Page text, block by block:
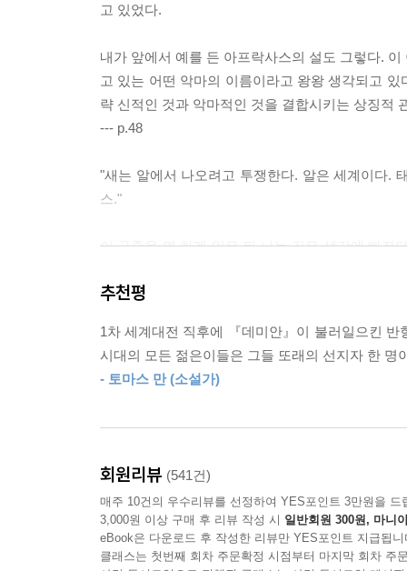
고 있었다.
내가 앞에서 예를 든 아프락사스의 설도 그렇다.
고 있는 어떤 악마의 이름이라고 왕왕 생각되고
략 신적인 것과 악마적인 것을 결합시키는 상징적
--- p.48
"새는 알에서 나오려고 투쟁한다. 알은 세계이다.
스."
이 글줄을 몇 차례 읽은 뒤 나는 깊은 생각에 빠졌
락사스란 무엇인가 하는 의문이었다. 들어본 적도
--- p.123
추천평
1차 세계대전 직후에 『데미안』이 불러일으킨
시대의 모든 젊은이들은 그들 또래의 선지자 한
- 토마스 만 (소설가)
회원리뷰 (541건)
매주 10건의 우수리뷰를 선정하여 YES포인트 3만원을 드
3,000원 이상 구매 후 리뷰 작성 시 일반회원 300원, 마니
eBook은 다운로드 후 작성한 리뷰만 YES포인트 지급됩니
클래스는 첫번째 회차 주문확정 시점부터 마지막 회차 주